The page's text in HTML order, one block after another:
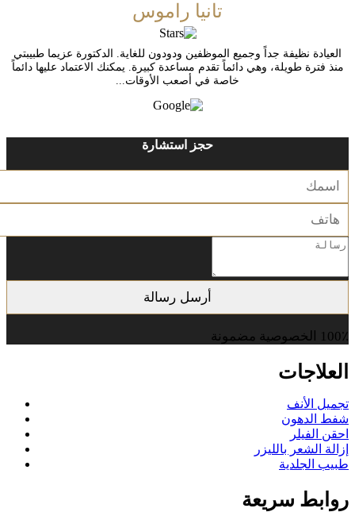
تانيا راموس
العيادة نظيفة جداً وجميع الموظفين ودودون للغاية. الدكتورة عزيما طبيبتي
منذ فترة طويلة، وهي دائماً تقدم مساعدة كبيرة. يمكنك الاعتماد عليها دائماً
خاصة في أصعب الأوقات...
حجز استشارة
100٪ الخصوصية مضمونة
العلاجات
تجميل الأنف
شفط الدهون
احقن الفيلر
إزالة الشعر بالليزر
طبيب الجلدية
روابط سريعة